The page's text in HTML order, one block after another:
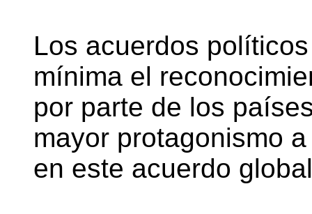
Los acuerdos
mínima el
por parte de los
mayor protagonismo
en este acuerdo